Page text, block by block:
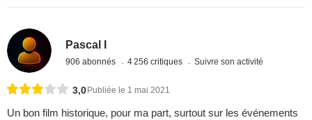
Pascal I
906 abonnés 4 256 critiques Suivre son activité
3,0 Publiée le 1 mai 2021
Un bon film historique, pour ma part, surtout sur les événements